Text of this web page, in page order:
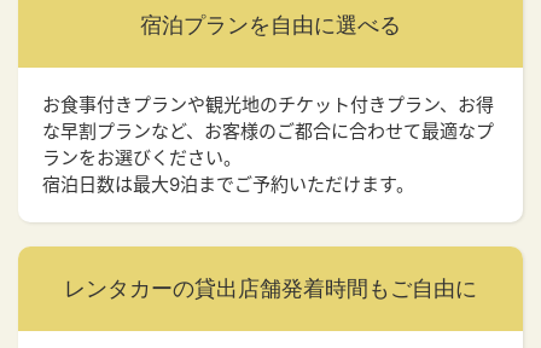
宿泊プランを 自由に選べる
お食事付きプランや観光地のチケット付きプラン、お得
な早割プランなど、お客様のご都合に合わせて最適なプ
ランをお選びください。
宿泊日数は最大9泊までご予約いただけます。
レンタカーの貸出店舗発着時間もご自由に